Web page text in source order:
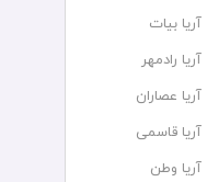
آریا بیات
آریا رادمهر
آریا عصاران
آریا قاسمی
آریا وطن